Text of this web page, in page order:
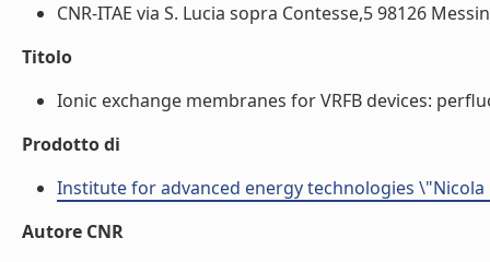
CNR-ITAE via S. Lucia sopra Contesse,5 98126
Titolo
Ionic exchange membranes for VRFB devices:
Prodotto di
Institute for advanced energy technologies \"Nicola
Autore CNR